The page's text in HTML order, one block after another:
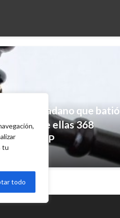
tu
todo
a ciudadano que batió
de ellas 368
UNP